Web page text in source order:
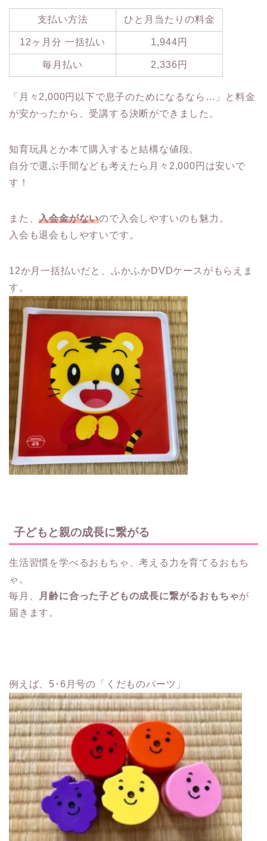
支払い方法 ひと月当たりの料金
12ヶ月分 一括払い 1,944円
毎月払い 2,336円
「月々2,000円以下で息子のためになるなら…」と料金
が安かったから、受講する決断ができました。
知育玩具とか本て購入すると結構な値段。
自分で選ぶ手間なども考えたら月々2,000円は安いで
す！
また、入会金がないので入会しやすいのも魅力。
入会も退会もしやすいです。
12か月一括払いだと、ふかふかDVDケースがもらえま
す。
子どもと親の成長に繋がる
生活習慣を学べるおもちゃ、考える力を育てるおもち
ゃ。
毎月、
月齢に合った子どもの成長に繋がるおもちゃが
届きます。
例えば、5･6月号の「くだものパーツ」